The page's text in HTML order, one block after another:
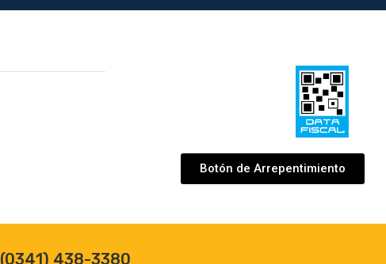
Botón de Arrepentimiento
(0341) 438-3380